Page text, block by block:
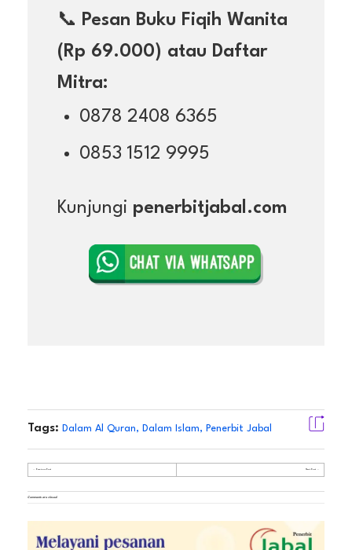
📞 Pesan Buku Fiqih Wanita
(Rp 69.000) atau Daftar
Mitra:
0878 2408 6365
0853 1512 9995
Kunjungi penerbitjabal.com
Tags: Dalam Al Quran, Dalam Islam, Penerbit Jabal
Previous Post Next Post
Comments are closed.